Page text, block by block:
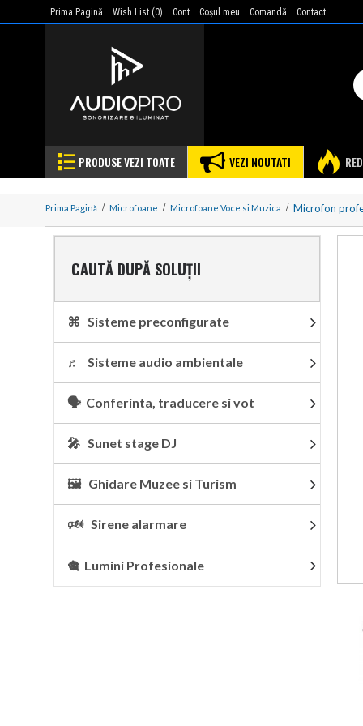
Prima Pagină Wish List (0) Cont Coşul meu Comandă Contact
PRODUSE VEZI TOATE VEZI NOUTATI
Prima Pagină Microfoane Microfoane Voce si Muzica Microfon
CAUTĂ DUPĂ SOLUȚII
⌘ Sisteme preconfigurate
♬ Sisteme audio ambientale
🗣 Conferinta, traducere si vot
🎤 Sunet stage DJ
🖼 Ghidare Muzee si Turism
🕬 Sirene alarmare
🎕 Lumini Profesionale